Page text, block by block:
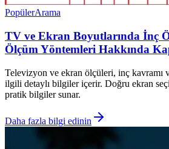
PopülerArama
TV ve Ekran Boyutlarında İnç
Ölçüm Yöntemleri Hakkında
Televizyon ve ekran ölçüleri, inç kavramı
ilgili detaylı bilgiler içerir. Doğru ekran
pratik bilgiler sunar.
Daha fazla bilgi edinin